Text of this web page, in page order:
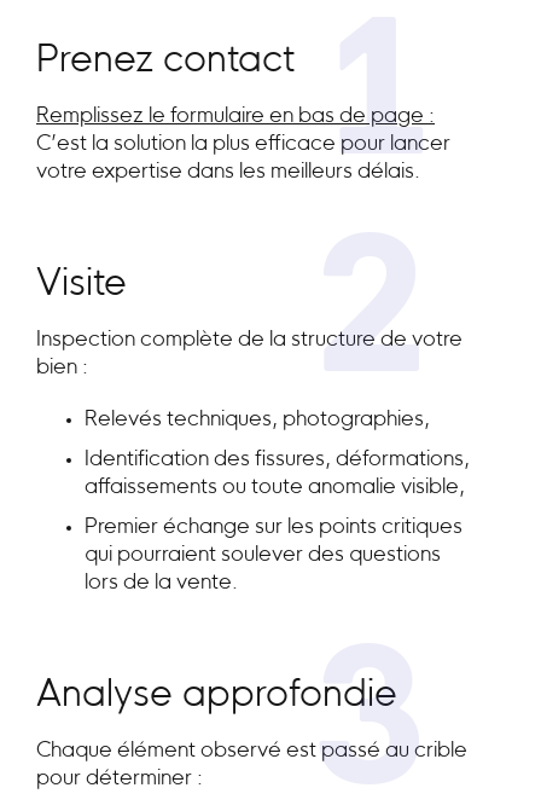
1
Prenez contact
Remplissez le formulaire en bas de page :
C’est la solution la plus efficace pour lancer
votre expertise dans les meilleurs délais.
2
Visite
Inspection complète de la structure de votre
bien :
Relevés techniques, photographies,
Identification des fissures, déformations,
affaissements ou toute anomalie visible,
Premier échange sur les points critiques
qui pourraient soulever des questions
lors de la vente.
3
Analyse approfondie
Chaque élément observé est passé au crible
pour déterminer :